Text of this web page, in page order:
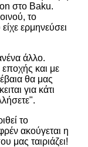
στο Baku.
το
ερμηνεύσει
άλλο.
και με
θα μας
για κάτι
το
ακούγεται η
μας ταιριάζει!